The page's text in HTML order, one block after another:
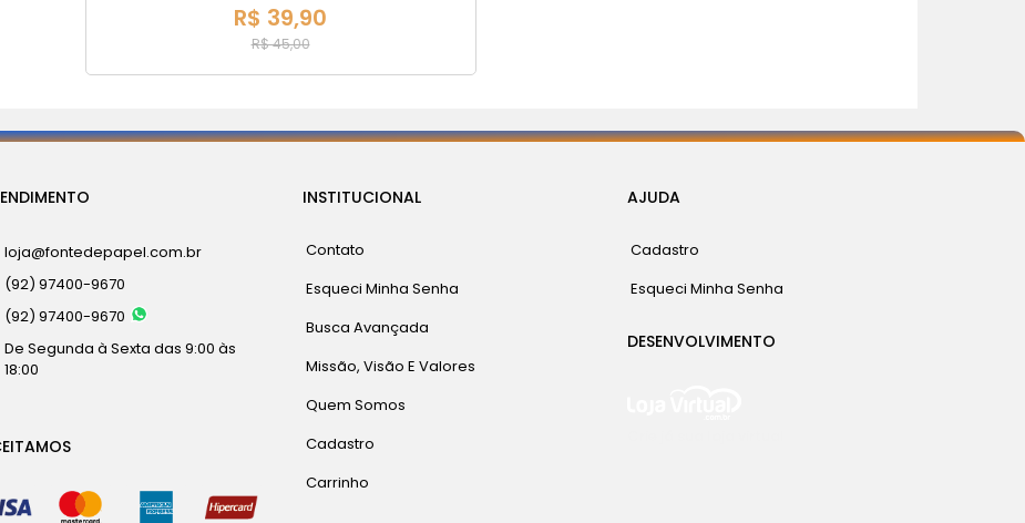
R$ 39,90
R$ 45,00
loja@fontedepapel.com.br
(92) 97400-9670
(92) 97400-9670
De Segunda à Sexta das 9:00 às
18:00
INSTITUCIONAL
Contato
Esqueci Minha Senha
Busca Avançada
Missão, Visão E Valores
Quem Somos
Cadastro
Carrinho
AJUDA
Cadastro
Esqueci Minha Senha
DESENVOLVIMENTO